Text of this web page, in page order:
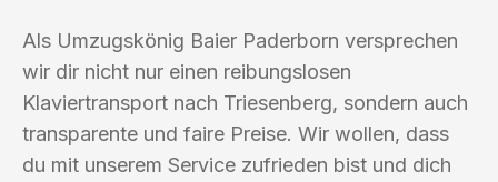
Als Umzugskönig Baier Paderborn versprechen
wir dir nicht nur einen reibungslosen
Klaviertransport nach Triesenberg, sondern auch
transparente und faire Preise. Wir wollen, dass
du mit unserem Service zufrieden bist und dich